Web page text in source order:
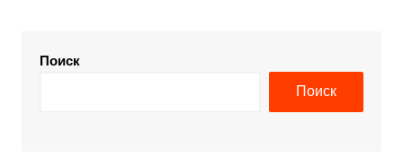
Поиск
Поиск